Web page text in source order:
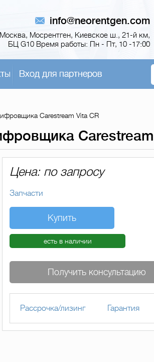
info@neorentgen.com
Москва, Мосрентген, Киевское ш., 21-й км,
БЦ G10 Время работы: Пн - Пт, 10 -17:00
Вход для партнеров
Carestream Vita CR
Цена: по запросу
Запчасти
Купить
есть в наличии
Получить консультацию
Рассрочка/лизинг Гарантия